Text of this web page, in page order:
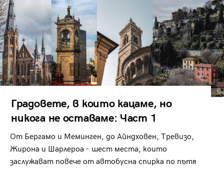
Градовете, в които кацаме, но
никога не оставаме: Част 1
От Бергамо и Меминген, до Айндховен, Тревизо,
Жирона и Шарлероа - шест места, които
заслужават повече от автобусна спирка по пътя